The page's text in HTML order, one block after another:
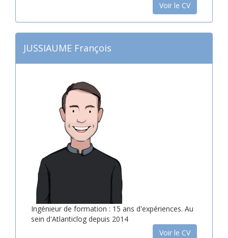
Voir le CV
JUSSIAUME François
Ingénieur de formation : 15 ans d'expériences. Au
sein d'Atlanticlog depuis 2014
Voir le CV